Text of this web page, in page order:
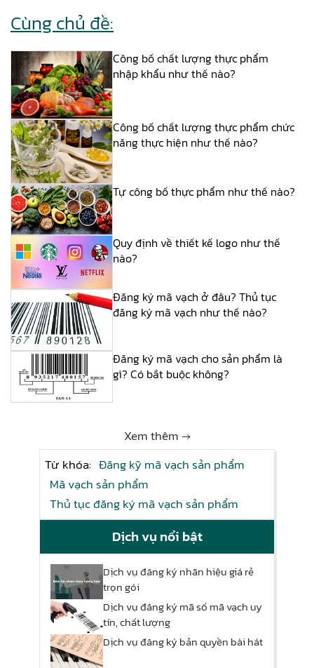
Cùng chủ đề:
Công bố chất lượng thực phẩm
nhập khẩu như thế nào?
Công bố chất lượng thực phẩm chức
năng thực hiện như thế nào?
Tự công bố thực phẩm như thế nào?
Quy định về thiết kế logo như thế
nào?
Đăng ký mã vạch ở đâu? Thủ tục
đăng ký mã vạch như thế nào?
Đăng ký mã vạch cho sản phẩm là
gì? Có bắt buộc không?
Xem thêm →
Từ khóa: Đăng kỹ mã vạch sản phẩm
Mã vạch sản phẩm
Thủ tục đăng ký mã vạch sản phẩm
Dịch vụ nổi bật
Dịch vụ đăng ký nhãn hiệu giá rẻ
trọn gói
Dịch vụ đăng ký mã số mã vạch uy
tín, chất lượng
Dịch vụ đăng ký bản quyền bài hát